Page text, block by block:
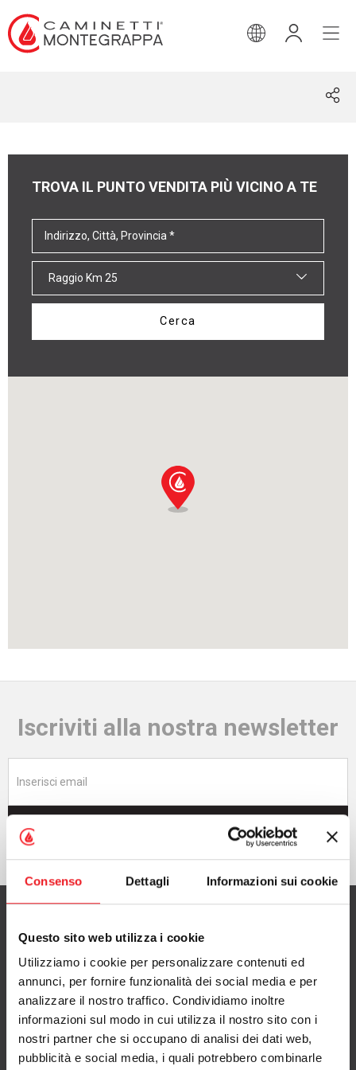
Consenso Dettagli Informazioni sui cookie
Questo sito web utilizza i cookie
Utilizziamo i cookie per personalizzare contenuti ed
annunci, per fornire funzionalità dei social media e per
analizzare il nostro traffico. Condividiamo inoltre
informazioni sul modo in cui utilizza il nostro sito con i
nostri partner che si occupano di analisi dei dati web,
pubblicità e social media, i quali potrebbero combinarle
INGLESE
TROVA IL PUNTO VENDITA PIÙ VICINO A TE
Raggio Km 25
Cerca
Iscriviti alla nostra newsletter
CAMINETTI MONTEGRAPPA S.p.A.
via A. da Bassano 7/9
36020 Pove del Grappa (VI), Italy